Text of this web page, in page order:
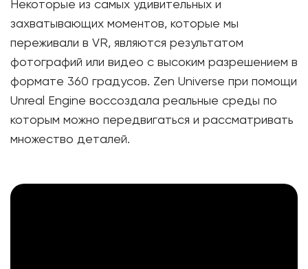
Некоторые из самых удивительных и
захватывающих моментов, которые мы
переживали в VR, являются результатом
фотографий или видео с высоким разрешением в
формате 360 градусов. Zen Universe при помощи
Unreal Engine воссоздала реальные среды по
которым можно передвигаться и рассматривать
множество деталей.